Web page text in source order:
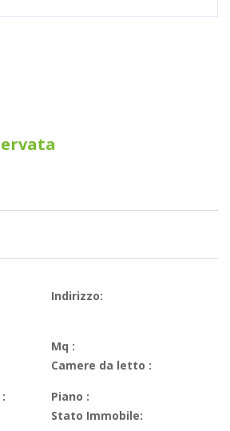
Indirizzo:
Mq :
Camere da letto :
Piano :
Stato Immobile: